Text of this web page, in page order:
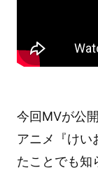
今回MVが公
アニメ『けい
たことでも知